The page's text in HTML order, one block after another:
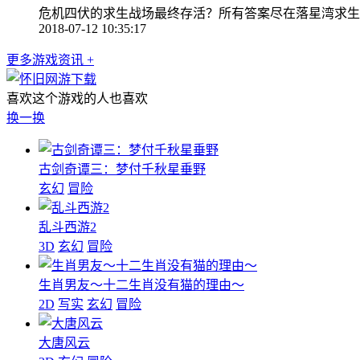
危机四伏的求生战场最终存活？所有答案尽在落星湾求
2018-07-12 10:35:17
更多游戏资讯 +
喜欢这个游戏的人也喜欢
换一换
古剑奇谭三：梦付千秋星垂野
玄幻 冒险
乱斗西游2
3D 玄幻 冒险
生肖男友～十二生肖没有猫的理由～
2D 写实 玄幻 冒险
大唐风云